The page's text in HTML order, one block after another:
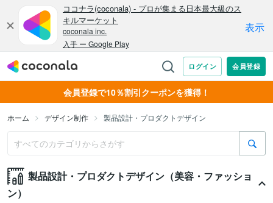
会員登録で10％割引クーポンを獲得！
ホーム デザイン制作 製品設計・プロダクトデザイン
製品設計・プロダクトデザイン（美容・ファッショ
ン）